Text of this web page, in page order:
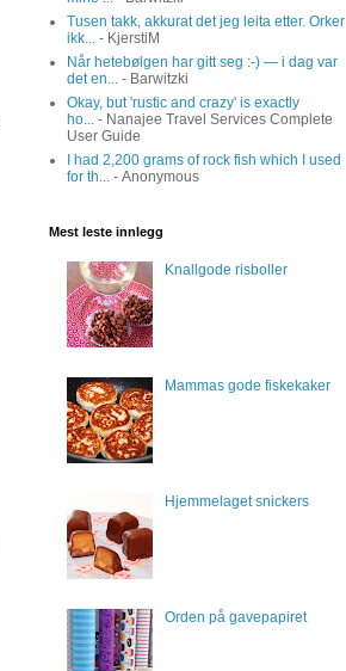
Tusen takk, akkurat det jeg leita etter. Orker
ikk... - KjerstiM
Når hetebølgen har gitt seg :-) — i dag var
det en... - Barwitzki
Okay, but 'rustic and crazy' is exactly
ho... - Nanajee Travel Services Complete
User Guide
I had 2,200 grams of rock fish which I used
for th... - Anonymous
Mest leste innlegg
Knallgode risboller
Mammas gode fiskekaker
Hjemmelaget snickers
Orden på gavepapiret